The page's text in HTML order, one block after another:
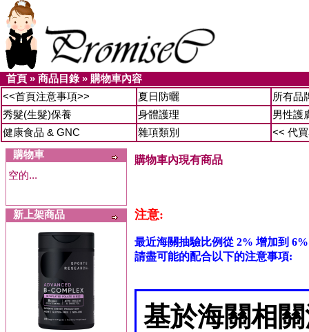
首頁 » 商品目錄» 購物車內容
<<首頁注意事項>>
夏日防曬
所有品
秀髮(生髮)保養
身體護理
男性護
健康食品 & GNC
雜項類別
<< 代
購物車
空的...
新上架商品
購物車內現有商品
注意:
最近海關抽驗比例從 2% 增加到
請盡可能的配合以下的注意事項:
基於海關相